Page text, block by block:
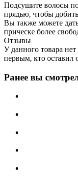
Подсушите волосы
прядью, чтобы
Вы также можете
прическе более
Отзывы
У данного товара
первым, кто оставил
Ранее вы